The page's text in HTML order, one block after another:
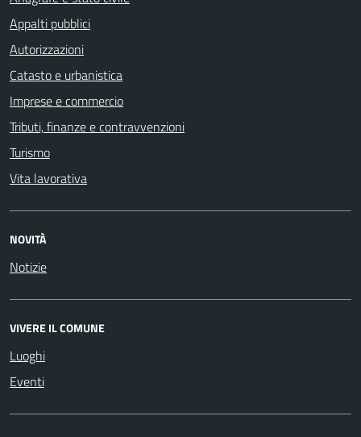
Appalti pubblici
Autorizzazioni
Catasto e urbanistica
Imprese e commercio
Tributi, finanze e contravvenzioni
Turismo
Vita lavorativa
NOVITÀ
Notizie
VIVERE IL COMUNE
Luoghi
Eventi